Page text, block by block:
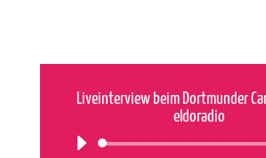
Liveinterview beim Dortmunder
eldoradio
Audio-